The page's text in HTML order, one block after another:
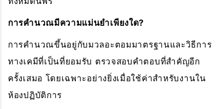
การคำนวณมีความแม่นยำเพียงใด?
การคำนวณขึ้นอยู่กับมวลอะตอมมาตรฐานและวิธีการ
ทางเคมีที่เป็นที่ยอมรับ ตรวจสอบคำตอบที่สำคัญอีก
ครั้งเสมอ โดยเฉพาะอย่างยิ่งเมื่อใช้ค่าสำหรับงานใน
ห้องปฏิบัติการ